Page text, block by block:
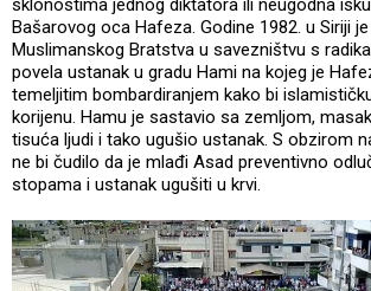
sklonostima jednog diktatora ili neugodna
Bašarovog oca Hafeza. Godine 1982. u Siriji
Muslimanskog Bratstva u savezništvu s
povela ustanak u gradu Hami na kojeg je
temeljitim bombardiranjem kako bi
korijenu. Hamu je sastavio sa zemljom,
tisuća ljudi i tako ugušio ustanak. S obzirom
ne bi čudilo da je mlađi Asad preventivno
stopama i ustanak ugušiti u krvi.